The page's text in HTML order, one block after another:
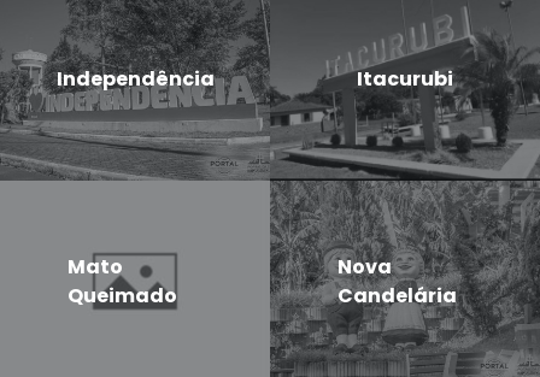
Independência Itacurubi
Mato
Queimado
Nova
Candelária